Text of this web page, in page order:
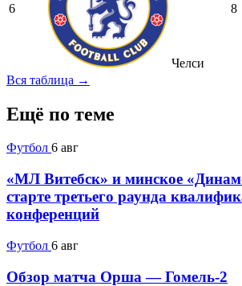
6
Челси
8
Вся таблица →
Ещё по теме
Футбол 6 авг
«МЛ Витебск» и минское
старте третьего раунда
конференций
Футбол 6 авг
Обзор матча Орша — Гомель-2